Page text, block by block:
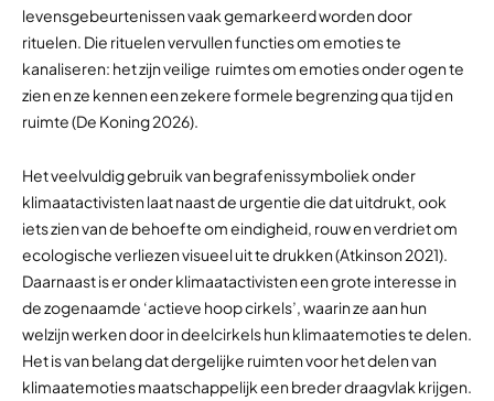
levensgebeurtenissen vaak gemarkeerd worden door
rituelen. Die rituelen vervullen functies om emoties te
kanaliseren: het zijn veilige ruimtes om emoties onder ogen te
zien en ze kennen een zekere formele begrenzing qua tijd en
ruimte (De Koning 2026).
Het veelvuldig gebruik van begrafenissymboliek onder
klimaatactivisten laat naast de urgentie die dat uitdrukt, ook
iets zien van de behoefte om eindigheid, rouw en verdriet om
ecologische verliezen visueel uit te drukken (Atkinson 2021).
Daarnaast is er onder klimaatactivisten een grote interesse in
de zogenaamde ‘actieve hoop cirkels’, waarin ze aan hun
welzijn werken door in deelcirkels hun klimaatemoties te delen.
Het is van belang dat dergelijke ruimten voor het delen van
klimaatemoties maatschappelijk een breder draagvlak krijgen.